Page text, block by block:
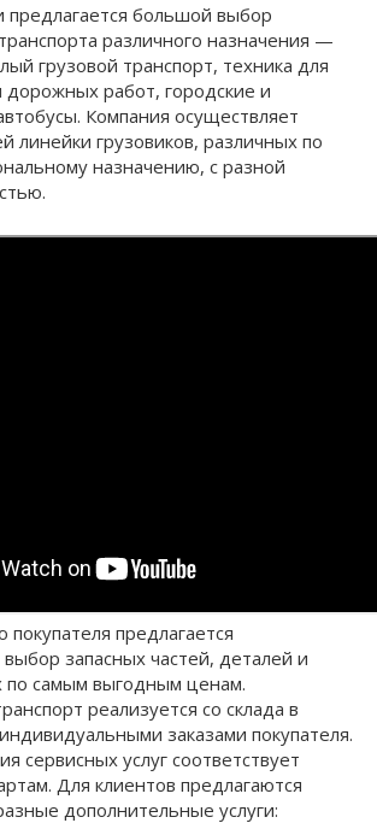
предлагается большой выбор
различного назначения —
грузовой транспорт, техника для
дорожных работ, городские и
Компания осуществляет
линейки грузовиков, различных по
назначению, с разной
предлагается
запасных частей, деталей и
самым выгодным ценам.
реализуется со склада в
заказами покупателя.
сервисных услуг соответствует
Для клиентов предлагаются
дополнительные услуги: